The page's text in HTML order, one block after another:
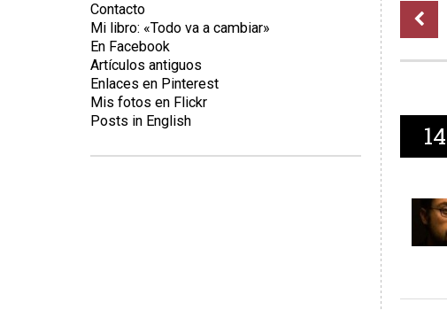
14
Contacto
Mi libro: «Todo va a cambiar»
En Facebook
Artículos antiguos
Enlaces en Pinterest
Mis fotos en Flickr
Posts in English